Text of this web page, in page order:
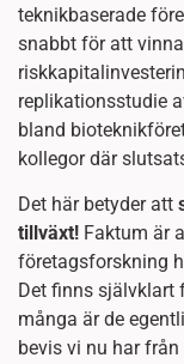
teknikbaserade
snabbt för att
replikationsstudie
bland
kollegor där
Det här betyder att
tillväxt! Faktum är
företagsforskning
Det finns självklart
många är de
bevis vi nu har